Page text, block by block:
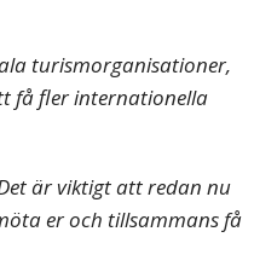
turismorganisationer,
få fler internationella
är viktigt att redan nu
er och tillsammans få